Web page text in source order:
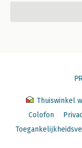
Thuiswinkel
Colofon